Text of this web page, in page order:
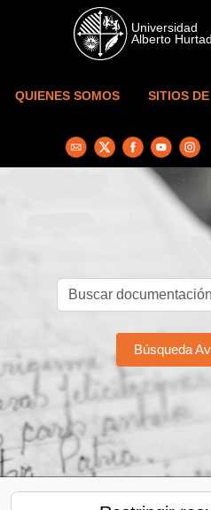
Skip to main content
QUIENES SOMOS SITIOS
Búsqueda